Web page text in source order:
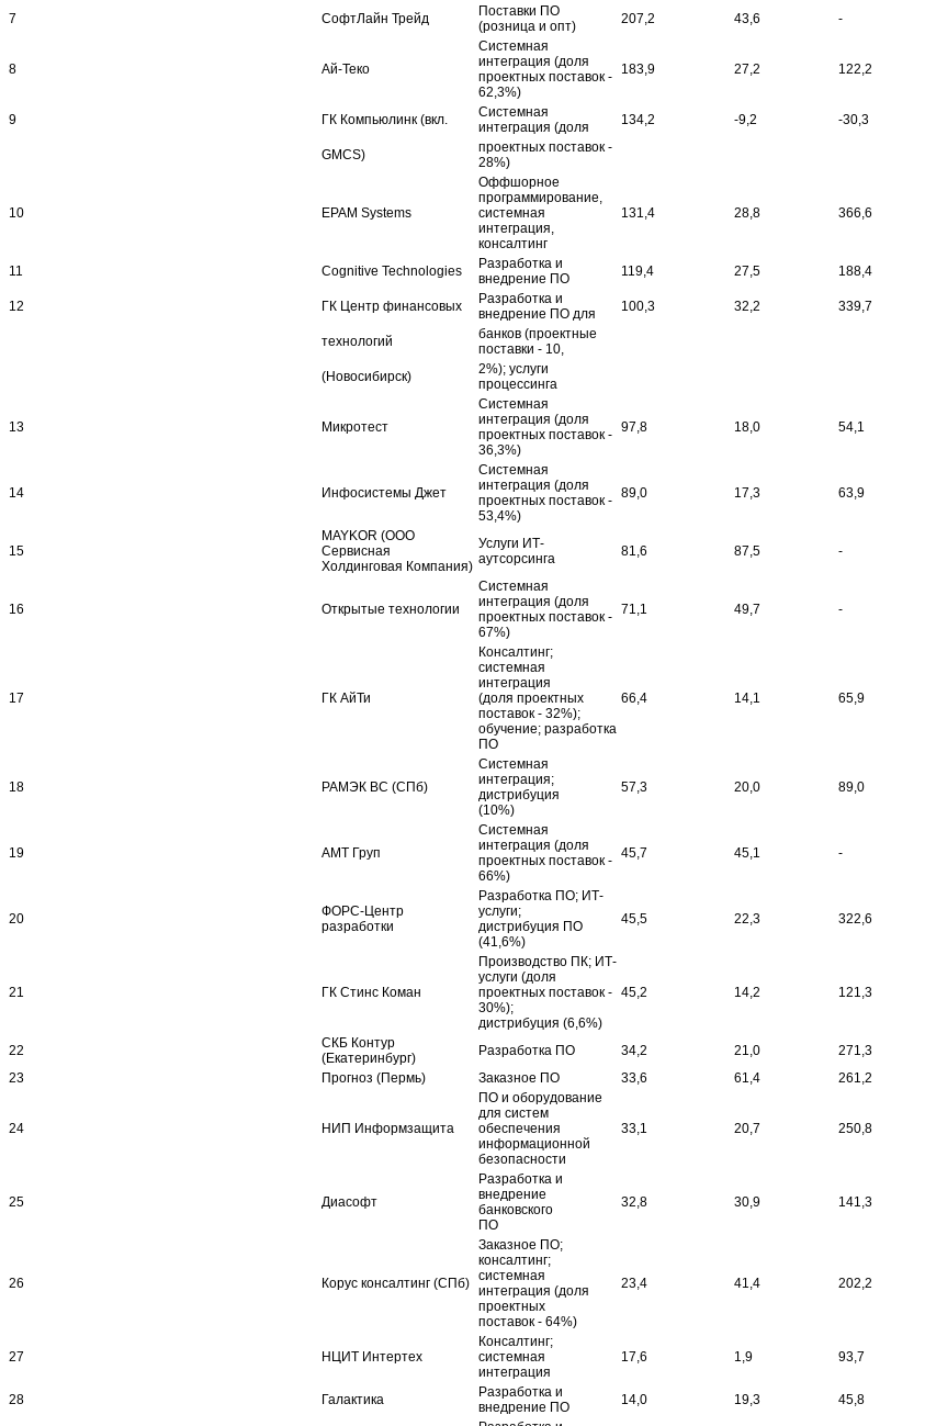
7 СофтЛайн Трейд
Поставки ПО
(розница и опт)
207,2 43,6 -
8 Ай-Теко
Системная
интеграция (доля
проектных поставок -
62,3%)
183,9 27,2 122,2
9 ГК Компьюлинк (вкл.
Системная
интеграция (доля
134,2 -9,2 -30,3
GMCS)
проектных поставок -
28%)
10 EPAM Systems
Оффшорное
программирование,
системная
интеграция,
консалтинг
131,4 28,8 366,6
11 Cognitive Technologies
Разработка и
внедрение ПО
119,4 27,5 188,4
12 ГК Центр финансовых
Разработка и
внедрение ПО для
100,3 32,2 339,7
технологий
банков (проектные
поставки - 10,
(Новосибирск)
2%); услуги
процессинга
13 Микротест
Системная
интеграция (доля
проектных поставок -
36,3%)
97,8 18,0 54,1
14 Инфосистемы Джет
Системная
интеграция (доля
проектных поставок -
53,4%)
89,0 17,3 63,9
15
MAYKOR (ООО
Сервисная
Холдинговая Компания)
Услуги ИТ-
аутсорсинга
81,6 87,5 -
16 Открытые технологии
Системная
интеграция (доля
проектных поставок -
67%)
71,1 49,7 -
17 ГК АйТи
Консалтинг;
системная
интеграция
(доля проектных
поставок - 32%);
обучение; разработка
ПО
66,4 14,1 65,9
18 РАМЭК ВС (СПб)
Системная
интеграция;
дистрибуция
(10%)
57,3 20,0 89,0
19 АМТ Груп
Системная
интеграция (доля
проектных поставок -
66%)
45,7 45,1 -
20
ФОРС-Центр
разработки
Разработка ПО; ИТ-
услуги;
дистрибуция ПО
(41,6%)
45,5 22,3 322,6
21 ГК Стинс Коман
Производство ПК; ИТ-
услуги (доля
проектных поставок -
30%);
дистрибуция (6,6%)
45,2 14,2 121,3
22
СКБ Контур
(Екатеринбург)
Разработка ПО 34,2 21,0 271,3
23
Прогноз (Пермь) Заказное ПО 33,6 61,4 261,2
24 НИП Информзащита
ПО и оборудование
для систем
обеспечения
информационной
безопасности
33,1 20,7 250,8
25 Диасофт
Разработка и
внедрение
банковского
ПО
32,8 30,9 141,3
26 Корус консалтинг (СПб)
Заказное ПО;
консалтинг;
системная
интеграция (доля
проектных
поставок - 64%)
23,4 41,4 202,2
27 НЦИТ Интертех
Консалтинг;
системная
интеграция
17,6 1,9 93,7
28 Галактика
Разработка и
внедрение ПО
14,0 19,3 45,8